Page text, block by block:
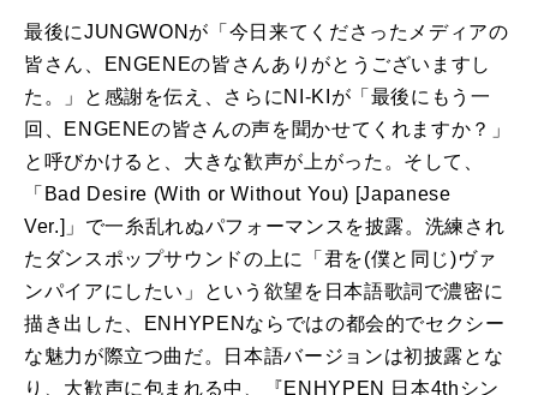
最後にJUNGWONが「今日来てくださったメディアの
皆さん、ENGENEの皆さんありがとうございますし
た。」と感謝を伝え、さらにNI-KIが「最後にもう一
回、ENGENEの皆さんの声を聞かせてくれますか？」
と呼びかけると、大きな歓声が上がった。そして、
「Bad Desire (With or Without You) [Japanese
Ver.]」で一糸乱れぬパフォーマンスを披露。洗練され
たダンスポップサウンドの上に「君を(僕と同じ)ヴァ
ンパイアにしたい」という欲望を日本語歌詞で濃密に
描き出した、ENHYPENならではの都会的でセクシー
な魅力が際立つ曲だ。日本語バージョンは初披露とな
り、大歓声に包まれる中、『ENHYPEN 日本4thシン